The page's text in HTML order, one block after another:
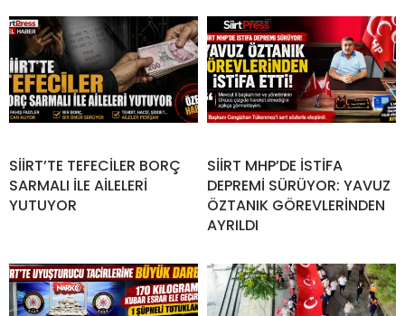
SİİRT’TE TEFECİLER BORÇ
SARMALI İLE AİLELERİ
YUTUYOR
SİİRT MHP’DE İSTİFA
DEPREMİ SÜRÜYOR: YAVUZ
ÖZTANIK GÖREVLERİNDEN
AYRILDI